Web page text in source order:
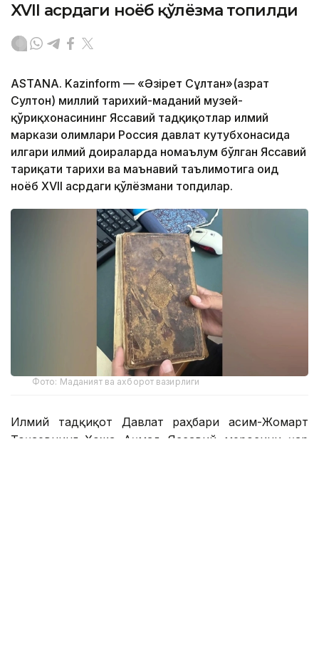
XVII асрдаги ноёб қўлёзма топилди
ASTANА. Kazinform — «Әзірет Сұлтан»(Ҳазрат
Султон) миллий тарихий-маданий музей-
қўриқхонасининг Яссавий тадқиқотлар илмий
маркази олимлари Россия давлат кутубхонасида
илгари илмий доираларда номаълум бўлган Яссавий
тариқати тарихи ва маънавий таълимотига оид
ноёб XVII асрдаги қўлёзмани топдилар.
Фото: Маданият ва ахборот вазирлиги
Илмий тадқиқот Давлат раҳбари Қасим-Жомарт
Тоқаевнинг Хожа Аҳмад Яссавий меросини ҳар